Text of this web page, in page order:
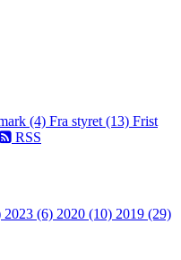
(4) Fra styret (13) Frist
RSS
2023 (6) 2020 (10) 2019 (29)